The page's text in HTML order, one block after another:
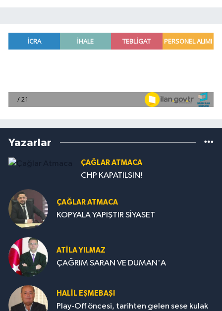
Yazarlar
ÇAĞLAR ATMACA
CHP KAPATILSIN!
ÇAĞLAR ATMACA
KOPYALA YAPIŞTIR SİYASET
ATILA YILMAZ
ÇAĞRIM SARAN VE DUMAN'A
HALIL EŞMEBAŞI
Play-Off öncesi, tarihten gelen sese kulak